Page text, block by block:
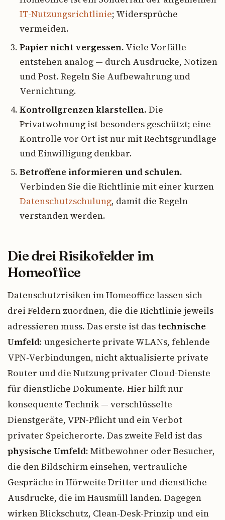
IT-Nutzungsrichtlinie; Widersprüche
vermeiden.
Papier nicht vergessen. Viele Vorfälle
entstehen analog — durch Ausdrucke, Notizen
und Post. Regeln Sie Aufbewahrung und
Vernichtung.
Kontrollgrenzen klarstellen. Die
Privatwohnung ist besonders geschützt; eine
Kontrolle vor Ort ist nur mit Rechtsgrundlage
und Einwilligung denkbar.
Betroffene informieren und schulen.
Verbinden Sie die Richtlinie mit einer kurzen
Datenschutzschulung, damit die Regeln
verstanden werden.
Die drei Risikofelder im
Homeoffice
Datenschutzrisiken im Homeoffice lassen sich
drei Feldern zuordnen, die die Richtlinie jeweils
adressieren muss. Das erste ist dastechnische
Umfeld: ungesicherte private WLANs, fehlende
VPN-Verbindungen, nicht aktualisierte private
Router und die Nutzung privater Cloud-Dienste
für dienstliche Dokumente. Hier hilft nur
konsequente Technik — verschlüsselte
Dienstgeräte, VPN-Pflicht und ein Verbot
privater Speicherorte. Das zweite Feld ist das
physische Umfeld: Mitbewohner oder Besucher,
die den Bildschirm einsehen, vertrauliche
Gespräche in Hörweite Dritter und dienstliche
Ausdrucke, die im Hausmüll landen. Dagegen
wirken Blickschutz, Clean-Desk-Prinzip und ein